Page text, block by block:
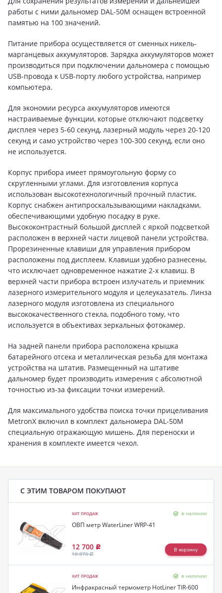
работы с ними дальномер DAL-50M оснащен встроенной
памятью на 100 значений.
Питание прибора осуществляется от сменных никель-
марганцевых аккумуляторов. Зарядка аккумуляторов может
производиться при подключении дальномера с помощью
USB-провода к USB-порту любого устройства, например
компьютера.
Для экономии ресурса аккумуляторов имеются
настраиваемые функции, которые отключают подсветку
дисплея через 5-60 секунд, лазерный модуль через 20-120
секунд и само устройство через 100-300 секунд, если оно
не используется.
Корпус прибора имеет прямоугольную форму со
скругленными углами. Для изготовления корпуса
использован высокотехнологичный прочный пластик.
Корпус снабжен антипроскальзывающими накладками,
обеспечивающими удобную посадку в руке.
Высококонтрастный большой дисплей с яркой подсветкой
расположен в верхней части лицевой панели устройства.
Прорезиненные клавиши для управления прибором
расположены под дисплеем. Клавиши удобно разнесены,
что исключает одновременное нажатие 2-х клавиш. В
верхней части прибора встроен излучатель и приемник
лазерного измерительного модуля и целеуказатель. Линза
лазерного модуля изготовлена из специального
высококачественного стекла, подобного тому, что
используется в объективах зеркальных фотокамер.
На задней панели прибора расположена крышка
батарейного отсека и металлическая резьба для монтажа
устройства на штатив. Размещенный на штативе
дальномер будет производить измерения с абсолютной
точностью из-за фиксации точки измерений.
Для максимального удобства поиска точки прицеливания
MetronX включил в комплект дальномера DAL-50M
специальную отражающую мишень. Для переноски и
хранения в комплекте имеется чехол.
С ЭТИМ ТОВАРОМ ПОКУПАЮТ
ХИТ ПРОДАЖ в наличии
ОВП метр WaterLiner WRP-41
12 700 Р
18 870Р
ХИТ ПРОДАЖ в наличии
Инфракрасный термометр HotLiner TIR-600